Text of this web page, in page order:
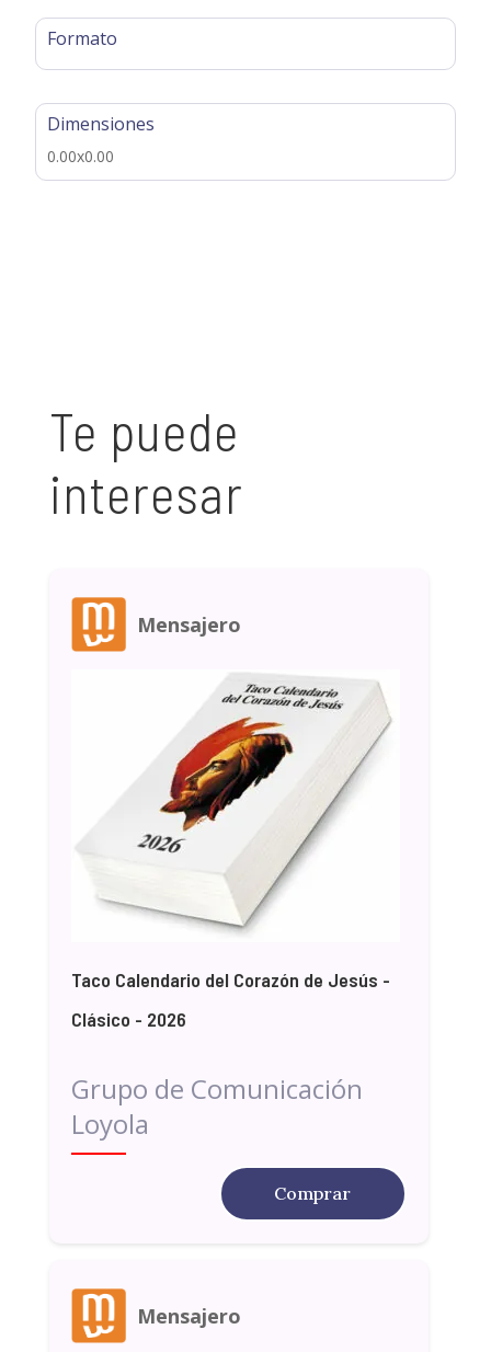
Formato
Dimensiones
0.00x0.00
Te puede
interesar
Mensajero
Taco Calendario del Corazón de Jesús -
Clásico - 2026
Grupo de Comunicación
Loyola
Comprar
Mensajero